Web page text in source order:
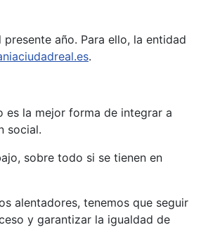
año. Para ello, la entidad
.
es la mejor forma de integrar a
social.
sobre todo si se tienen en
alentadores, tenemos que seguir
y garantizar la igualdad de